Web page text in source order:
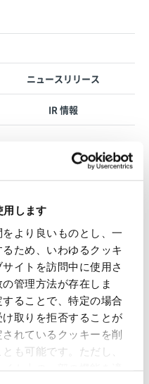
用します
より良いものとし、一
ため、いわゆるクッキ
イトを訪問中に使用さ
管理方法が存在しま
ることで、特定の場合
取りを拒否することが
れているクッキーを削
も可能です。ただし、
ニュースリリース
IR 情報
介映像【日本語版】
動画
の歩み、グループが展開する5つの事業領域...
化粧品容器をネームプ
リサイクル